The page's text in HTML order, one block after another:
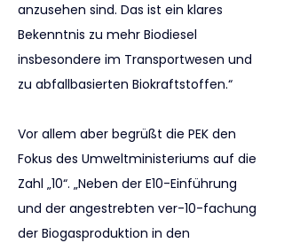
anzusehen sind. Das ist ein klares
Bekenntnis zu mehr Biodiesel
insbesondere im Transportwesen und
zu abfallbasierten Biokraftstoffen.“
Vor allem aber begrüßt die PEK den
Fokus des Umweltministeriums auf die
Zahl „10“. „Neben der E10-Einführung
und der angestrebten ver-10-fachung
der Biogasproduktion in den